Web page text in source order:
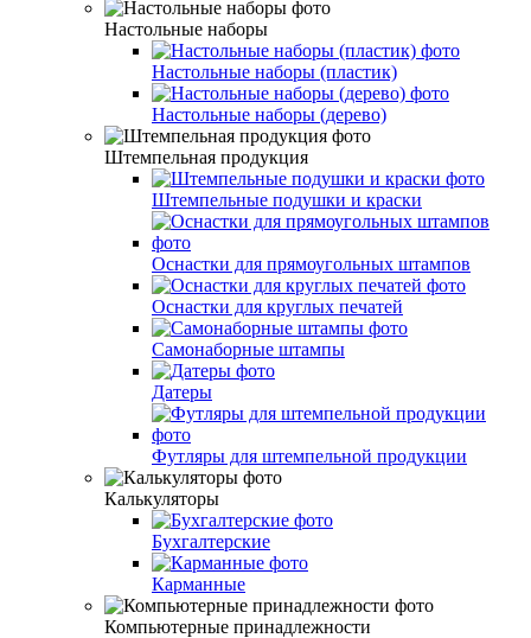
Настольные наборы
Настольные наборы (пластик)
Настольные наборы (дерево)
Штемпельная продукция
Штемпельные подушки и краски
Оснастки для прямоугольных штампов
Оснастки для круглых печатей
Самонаборные штампы
Датеры
Футляры для штемпельной продукции
Калькуляторы
Бухгалтерские
Карманные
Компьютерные принадлежности